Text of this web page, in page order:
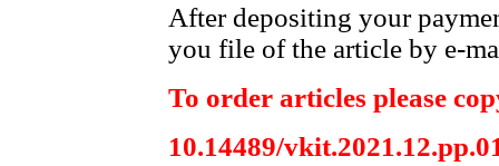
After depositing your
you file of the article by e-
To order articles please
10.14489/